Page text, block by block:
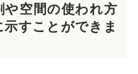
や空間の使われ方
示すことができま